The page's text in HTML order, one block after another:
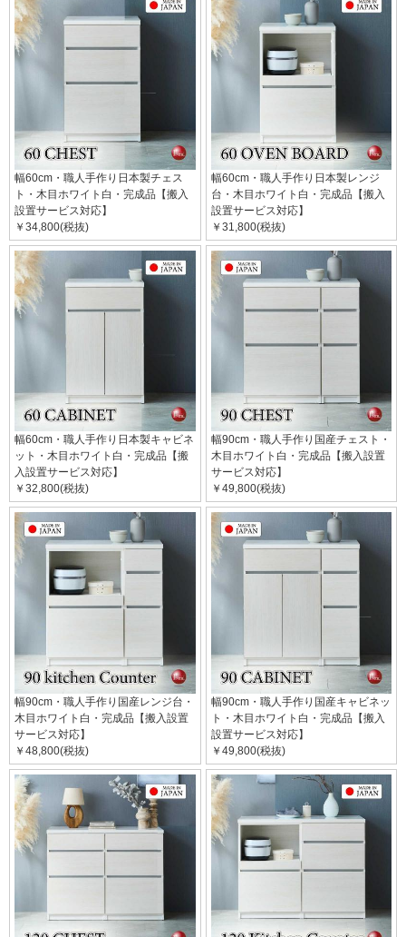
幅60cm・職人手作り日本製チェス
ト・木目ホワイト白・完成品【搬入
設置サービス対応】
￥34,800(税抜)
幅60cm・職人手作り日本製レンジ
台・木目ホワイト白・完成品【搬入
設置サービス対応】
￥31,800(税抜)
幅60cm・職人手作り日本製キャビネ
ット・木目ホワイト白・完成品【搬
入設置サービス対応】
￥32,800(税抜)
幅90cm・職人手作り国産チェスト・
木目ホワイト白・完成品【搬入設置
サービス対応】
￥49,800(税抜)
幅90cm・職人手作り国産レンジ台・
木目ホワイト白・完成品【搬入設置
サービス対応】
￥48,800(税抜)
幅90cm・職人手作り国産キャビネッ
ト・木目ホワイト白・完成品【搬入
設置サービス対応】
￥49,800(税抜)